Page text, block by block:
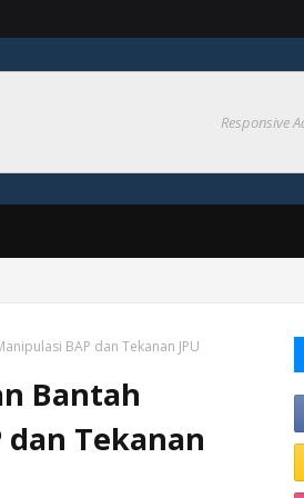
Responsive
Pertanian
BAP dan Tekanan JPU
Bantah
Tekanan